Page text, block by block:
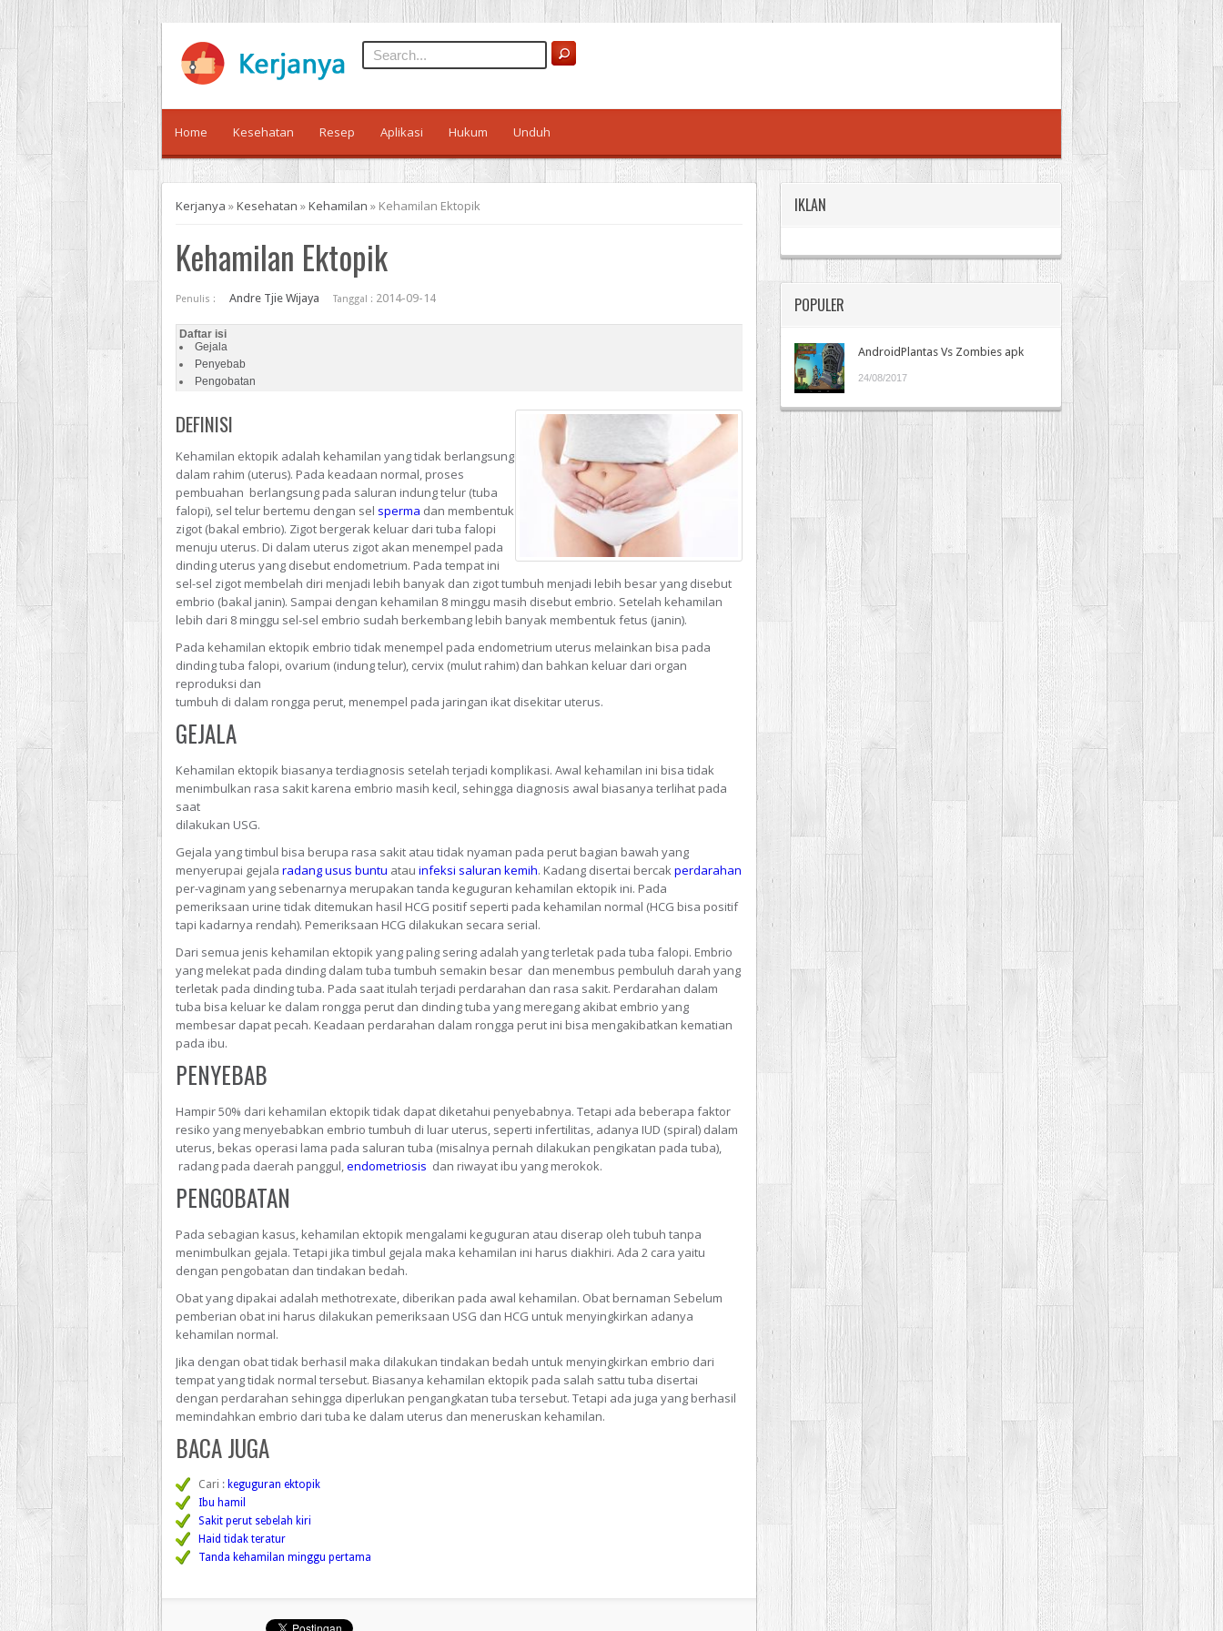
Home Kesehatan Resep Aplikasi Hukum Unduh
Kerjanya »Kesehatan »Kehamilan » Kehamilan Ektopik
Kehamilan Ektopik
Penulis : Andre Tjie Wijaya Tanggal : 2014-09-14
Daftar isi
Gejala
Penyebab
Pengobatan
DEFINISI
Kehamilan ektopik adalah kehamilan yang tidak berlangsung
dalam rahim (uterus). Pada keadaan normal, proses
pembuahan berlangsung pada saluran indung telur (tuba
falopi), sel telur bertemu dengan sel sperma dan membentuk
zigot (bakal embrio). Zigot bergerak keluar dari tuba falopi
menuju uterus. Di dalam uterus zigot akan menempel pada
dinding uterus yang disebut endometrium. Pada tempat ini
sel-sel zigot membelah diri menjadi lebih banyak dan zigot tumbuh menjadi lebih besar yang disebut
embrio (bakal janin). Sampai dengan kehamilan 8 minggu masih disebut embrio. Setelah kehamilan
lebih dari 8 minggu sel-sel embrio sudah berkembang lebih banyak membentuk fetus (janin).
Pada kehamilan ektopik embrio tidak menempel pada endometrium uterus melainkan bisa pada
dinding tuba falopi, ovarium (indung telur), cervix (mulut rahim) dan bahkan keluar dari organ
reproduksi dan
tumbuh di dalam rongga perut, menempel pada jaringan ikat disekitar uterus.
GEJALA
Kehamilan ektopik biasanya terdiagnosis setelah terjadi komplikasi. Awal kehamilan ini bisa tidak
menimbulkan rasa sakit karena embrio masih kecil, sehingga diagnosis awal biasanya terlihat pada
saat
dilakukan USG.
Gejala yang timbul bisa berupa rasa sakit atau tidak nyaman pada perut bagian bawah yang
menyerupai gejala radang usus buntu atau infeksi saluran kemih. Kadang disertai bercakperdarahan
per-vaginam yang sebenarnya merupakan tanda keguguran kehamilan ektopik ini. Pada
pemeriksaan urine tidak ditemukan hasil HCG positif seperti pada kehamilan normal (HCG bisa positif
tapi kadarnya rendah). Pemeriksaan HCG dilakukan secara serial.
Dari semua jenis kehamilan ektopik yang paling sering adalah yang terletak pada tuba falopi. Embrio
yang melekat pada dinding dalam tuba tumbuh semakin besar dan menembus pembuluh darah yang
terletak pada dinding tuba. Pada saat itulah terjadi perdarahan dan rasa sakit. Perdarahan dalam
tuba bisa keluar ke dalam rongga perut dan dinding tuba yang meregang akibat embrio yang
membesar dapat pecah. Keadaan perdarahan dalam rongga perut ini bisa mengakibatkan kematian
pada ibu.
PENYEBAB
Hampir 50% dari kehamilan ektopik tidak dapat diketahui penyebabnya. Tetapi ada beberapa faktor
resiko yang menyebabkan embrio tumbuh di luar uterus, seperti infertilitas, adanya IUD (spiral) dalam
uterus, bekas operasi lama pada saluran tuba (misalnya pernah dilakukan pengikatan pada tuba),
radang pada daerah panggul,endometriosis dan riwayat ibu yang merokok.
PENGOBATAN
Pada sebagian kasus, kehamilan ektopik mengalami keguguran atau diserap oleh tubuh tanpa
menimbulkan gejala. Tetapi jika timbul gejala maka kehamilan ini harus diakhiri. Ada 2 cara yaitu
dengan pengobatan dan tindakan bedah.
Obat yang dipakai adalah methotrexate, diberikan pada awal kehamilan. Obat bernaman Sebelum
pemberian obat ini harus dilakukan pemeriksaan USG dan HCG untuk menyingkirkan adanya
kehamilan normal.
Jika dengan obat tidak berhasil maka dilakukan tindakan bedah untuk menyingkirkan embrio dari
tempat yang tidak normal tersebut. Biasanya kehamilan ektopik pada salah sattu tuba disertai
dengan perdarahan sehingga diperlukan pengangkatan tuba tersebut. Tetapi ada juga yang berhasil
memindahkan embrio dari tuba ke dalam uterus dan meneruskan kehamilan.
BACA JUGA
Cari : keguguran ektopik
Ibu hamil
Sakit perut sebelah kiri
Haid tidak teratur
Tanda kehamilan minggu pertama
IKLAN
POPULER
AndroidPlantas Vs Zombies apk
24/08/2017